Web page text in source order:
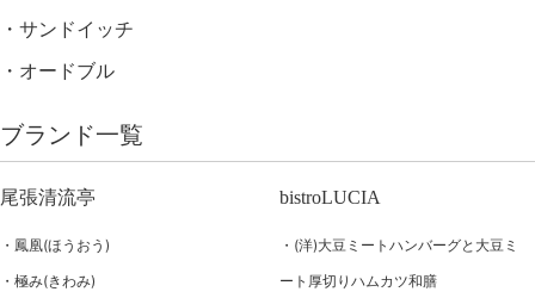
サンドイッチ
オードブル
ブランド一覧
尾張清流亭
鳳凰(ほうおう)
極み(きわみ)
bistroLUCIA
(洋)大豆ミートハンバーグと大豆ミ
ート厚切りハムカツ和膳